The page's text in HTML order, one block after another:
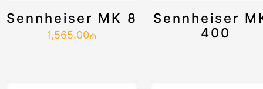
Sennheiser MK 8
1,565.00₼
Sennheiser
400